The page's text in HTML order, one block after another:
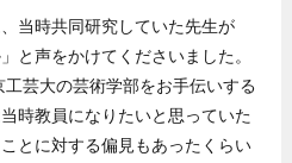
当時共同研究していた先生が
と声をかけてくださいました。
芸大の芸術学部をお手伝いする
時教員になりたいと思っていた
とに対する偏見もあったくらい